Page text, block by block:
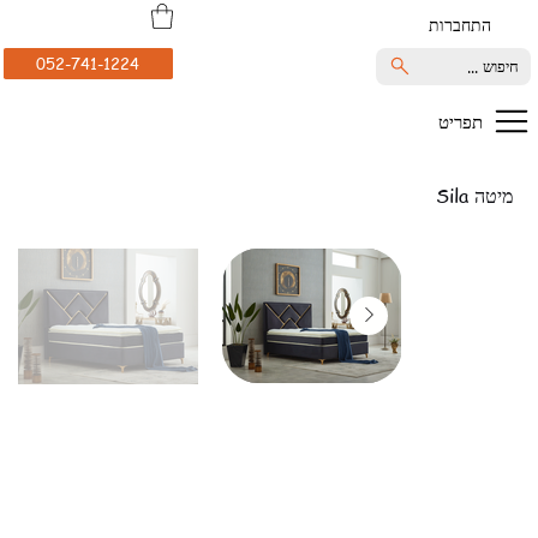
052-741-1224
תפריט
התחברות
חיפוש ...
מיטה Sila